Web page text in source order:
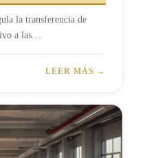
la transferencia de
a las…
LEER MÁS →